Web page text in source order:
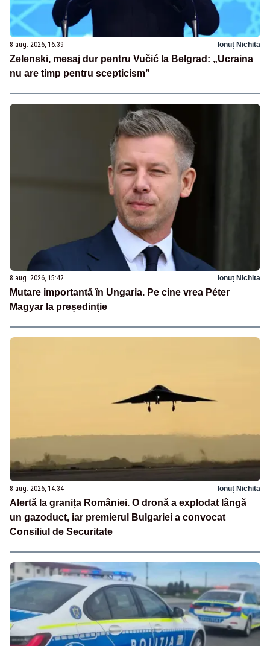
8 aug. 2026, 16:39 Ionuț Nichita
Zelenski, mesaj dur pentru Vučić la Belgrad: „Ucraina
nu are timp pentru scepticism”
8 aug. 2026, 15:42 Ionuț Nichita
Mutare importantă în Ungaria. Pe cine vrea Péter
Magyar la președinție
8 aug. 2026, 14:34 Ionuț Nichita
Alertă la granița României. O dronă a explodat lângă
un gazoduct, iar premierul Bulgariei a convocat
Consiliul de Securitate